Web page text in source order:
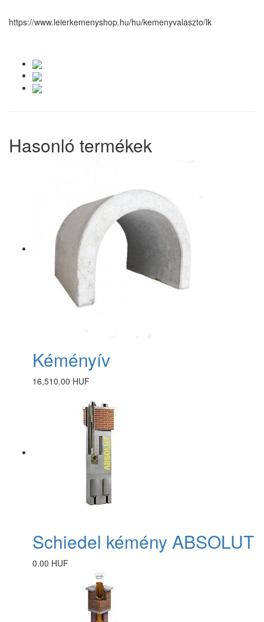
https://www.leierkemenyshop.hu/hu/kemenyvalaszto/lk
Hasonló termékek
Kéményív
16,510.00 HUF
Schiedel kémény ABSOLUT
0.00 HUF